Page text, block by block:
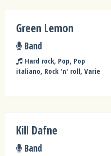
Green Lemon
Band
Hard rock, Pop, Pop
italiano, Rock 'n' roll, Varie
Kill Dafne
Band